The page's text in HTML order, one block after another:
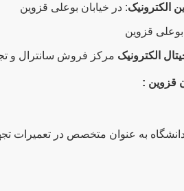
الکترونیک: در خیابان بوعلی قزوین
بوعلی قزوین
الکترونیک مرکز فروش سانترال و
قزوین :
دانشگاه به عنوان متخصص در تعمیرات